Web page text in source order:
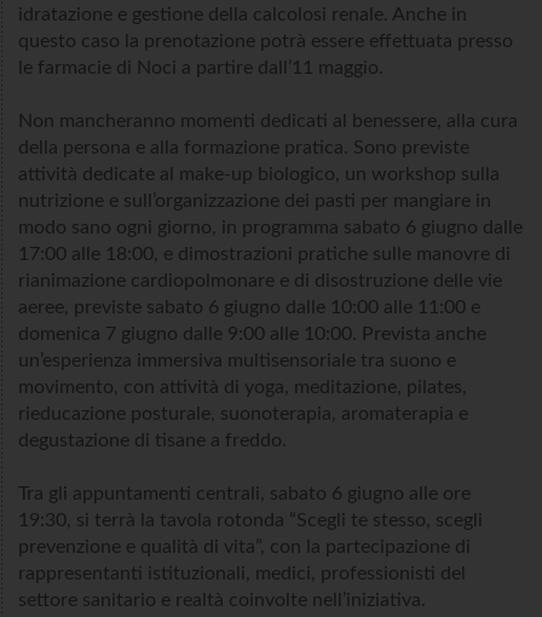
idratazione e gestione della calcolosi renale. Anche in
questo caso la prenotazione potrà essere effettuata presso
le farmacie di Noci a partire dall’11 maggio.
Non mancheranno momenti dedicati al benessere, alla cura
della persona e alla formazione pratica. Sono previste
attività dedicate al make-up biologico, un workshop sulla
nutrizione e sull’organizzazione dei pasti per mangiare in
modo sano ogni giorno, in programma sabato 6 giugno dalle
17:00 alle 18:00, e dimostrazioni pratiche sulle manovre di
rianimazione cardiopolmonare e di disostruzione delle vie
aeree, previste sabato 6 giugno dalle 10:00 alle 11:00 e
domenica 7 giugno dalle 9:00 alle 10:00. Prevista anche
un’esperienza immersiva multisensoriale tra suono e
movimento, con attività di yoga, meditazione, pilates,
rieducazione posturale, suonoterapia, aromaterapia e
degustazione di tisane a freddo.
Tra gli appuntamenti centrali, sabato 6 giugno alle ore
19:30, si terrà la tavola rotonda “Scegli te stesso, scegli
prevenzione e qualità di vita”, con la partecipazione di
rappresentanti istituzionali, medici, professionisti del
settore sanitario e realtà coinvolte nell’iniziativa.